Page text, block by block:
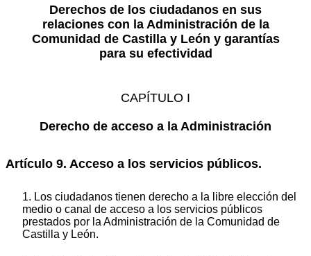
Derechos de los ciudadanos en sus
relaciones con la Administración de la
Comunidad de Castilla y León y garantías
para su efectividad
CAPÍTULO I
Derecho de acceso a la Administración
Artículo 9. Acceso a los servicios públicos.
1. Los ciudadanos tienen derecho a la libre elección del
medio o canal de acceso a los servicios públicos
prestados por la Administración de la Comunidad de
Castilla y León.